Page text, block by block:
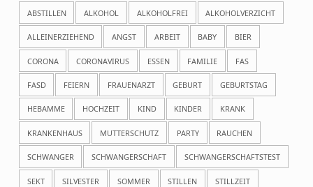
ABSTILLEN ALKOHOL ALKOHOLFREI ALKOHOLVERZICHT
ALLEINERZIEHEND ANGST ARBEIT BABY BIER
CORONA CORONAVIRUS ESSEN FAMILIE FAS
FASD FEIERN FRAUENARZT GEBURT GEBURTSTAG
HEBAMME HOCHZEIT KIND KINDER KRANK
KRANKENHAUS MUTTERSCHUTZ PARTY RAUCHEN
SCHWANGER SCHWANGERSCHAFT SCHWANGERSCHAFTSTEST
SEKT SILVESTER SOMMER STILLEN STILLZEIT